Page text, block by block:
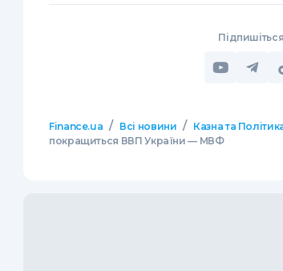
Finance.ua / Всі новини / Казна та
покращиться ВВП України — МВФ